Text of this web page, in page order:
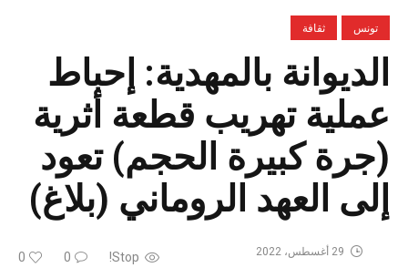
تونس ثقافة
الديوانة بالمهدية: إحباط
عملية تهريب قطعة أثرية
(جرة كبيرة الحجم) تعود
إلى العهد الروماني (بلاغ)
Stop!
0
0 29 أغسطس، 2022